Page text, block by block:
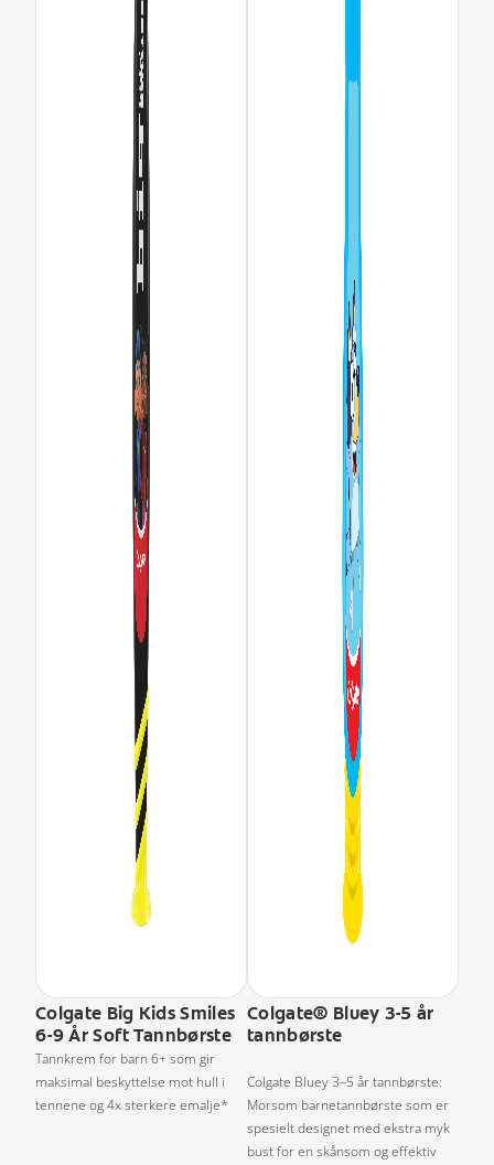
Colgate Big Kids Smiles
6-9 År Soft Tannbørste
Tannkrem for barn 6+ som gir
maksimal beskyttelse mot hull i
tennene og 4x sterkere emalje*
Colgate® Bluey 3-5 år
tannbørste
Colgate Bluey 3–5 år tannbørste:
Morsom barnetannbørste som er
spesielt designet med ekstra myk
bust for en skånsom og effektiv